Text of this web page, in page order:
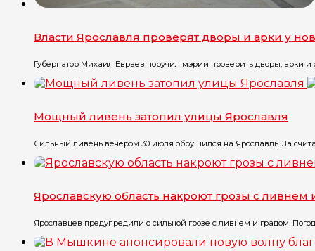
Власти Ярославля проверят дворы и арки у
Губернатор Михаил Евраев поручил мэрии проверить дворы, арки
Мощный ливень затопил улицы Ярославля
Сильный ливень вечером 30 июля обрушился на Ярославль. За
Ярославскую область накроют грозы с ливнем
Ярославцев предупредили о сильной грозе с ливнем и градом.